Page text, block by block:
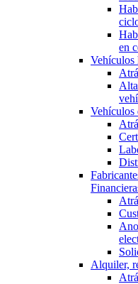
en
Vehículos
Alquiler,